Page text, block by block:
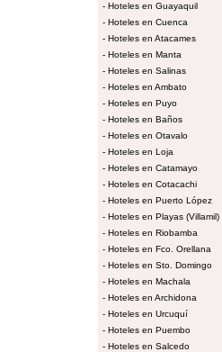
- Hoteles en Guayaquil
- Hoteles en Cuenca
- Hoteles en Atacames
- Hoteles en Manta
- Hoteles en Salinas
- Hoteles en Ambato
- Hoteles en Puyo
- Hoteles en Baños
- Hoteles en Otavalo
- Hoteles en Loja
- Hoteles en Catamayo
- Hoteles en Cotacachi
- Hoteles en Puerto López
- Hoteles en Playas (Villamil)
- Hoteles en Riobamba
- Hoteles en Fco. Orellana
- Hoteles en Sto. Domingo
- Hoteles en Machala
- Hoteles en Archidona
- Hoteles en Urcuquí
- Hoteles en Puembo
- Hoteles en Salcedo